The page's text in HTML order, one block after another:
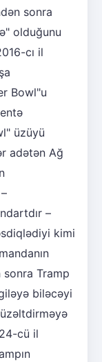
sonra
olduğunu
cı il
Bowl"u
üzüyü
adətən Ağ
–
kimi
sonra Tramp
biləcəyi
cü il